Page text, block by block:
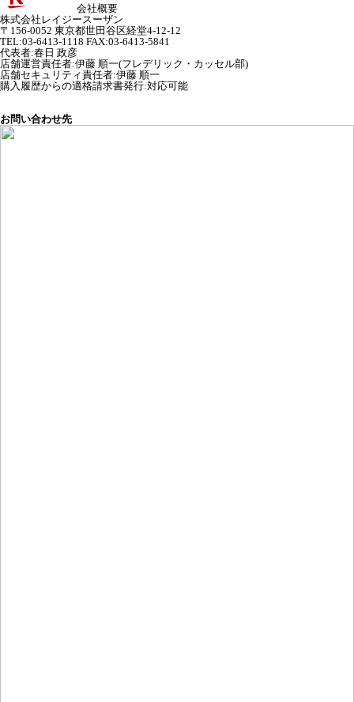
会社概要
株式会社レイジースーザン
〒156-0052 東京都世田谷区経堂4-12-12
TEL:03-6413-1118 FAX:03-6413-5841
代表者:春日 政彦
店舗運営責任者:伊藤 順一(フレデリック・カッセル部)
店舗セキュリティ責任者:伊藤 順一
購入履歴からの適格請求書発行:対応可能
お問い合わせ先